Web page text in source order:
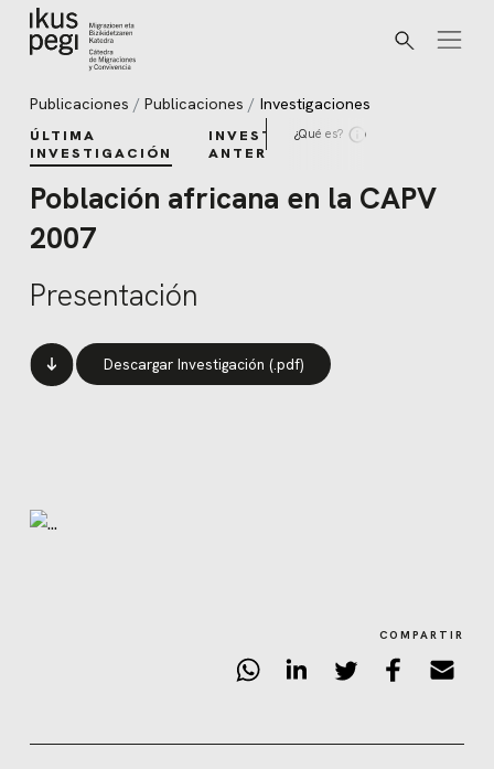
Ir directamente al contenido
Buscar
Publicaciones Publicaciones Investigaciones
ÚLTIMA
INVESTIGACIÓN
INVESTIGACIONES
ANTERIORES
¿Qué es?
Población africana en la CAPV
2007
Presentación
Descargar Investigación (.pdf)
COMPARTIR